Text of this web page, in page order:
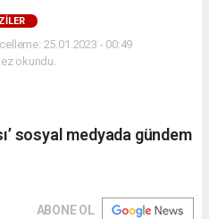
25.01.2023 - 00:49
okundu.
sosyal medyada gündem
ABONE OL